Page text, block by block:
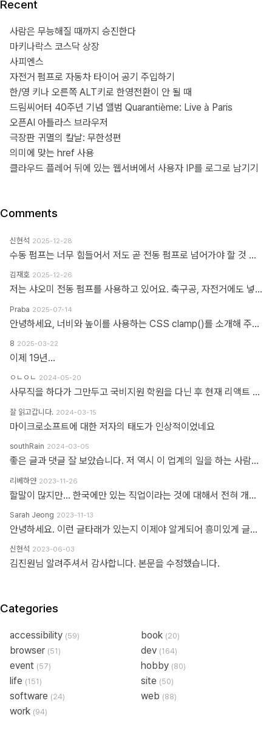
Recent
사람은 무능해질 때까지 승진한다
마키나락스 코스닥 상장
사피엔스
자전거 펌프로 자동차 타이어 공기 주입하기
한/영 키나 오른쪽 ALT키로 한영전환이 안 될 때
드림씨어터 40주년 기념 앨범 Quarantième: Live à Paris
오픈AI 아틀라스 브라우저
극장판 귀멸의 칼날: 무한성편
의미에 맞는 href 사용
클라우드 플레어 뒤에 있는 웹서버에서 사용자 IP를 로그로 남기기
Comments
신현석 2025-12-28
수동 펌프는 너무 힘들어서 저도 곧 전동 펌프로 넘어가야 할 것 같네요.
김재호 2025-12-26
저는 샤오미 전동 펌프를 사용하고 있어요. 축구공, 자전거에도 넣을 수 있고 자동차 바퀴에도 넣을 수 있어요. 아주 만족스럽습니다.
Praba 2025-07-14
안녕하세요, 너비와 높이를 사용하는 CSS clamp()를 소개해 주셔서 감사합니다. 작업 부담을 최소화하기 위해 calc(), min, max 등 언급하신 모든 기능을 갖춘 도구를 개발했습니다. https://clampgenerator.com/tools/layout-spacing-size/?property=width 에서 확인해 보세요. 즐거운 코딩 되세요.
8 2025-03-22
이제 19년...
ㅇㄴㅇㄴ 2024-05-20
사무직을 하다가 그만두고 국비지원 학원을 다닌 후 현재 리액트 개발자로 일하고 있습니다 다행인지 불행인지(?) 컴퓨터 학원을 간게 아니라 디자인 학원을 가게 되었고 그곳에서는 퍼블리셔와 프론트엔드 개발자의 용어를 혼동해서 사용하였습니다 즉 저는 한동한 "HTML 마크업 + 스타일링 + 약간의 이벤트" 오로지 "사용자가 보고 있는 부분"만 다루는 작업이 "프론트엔드 개발"로 알고 있었습니다 ============> 우리가 흔히 퍼블리셔라고 불리는 영역입니다 하지만 학습할수록 사용자 영역과 소위 백엔드라고 불리는 영역과의 호환이 필요하다는 것을 알게 되었고 그때부터 지금까지 배웠던것과 전혀 다른 역할과 기능들을 학습하게 되었습니다 즉 자바스크립트도 event와 document 부분이 아닌 배열과 객체를 편집하는 것을 배워야 하고 API를 호출해 어떻게 사용자 영역으로 가져와야 하는가 등등 기존 퍼블리셔 역할군과 전혀 다른 것들을 다루게 되었습니다 ============> 이것이 프론트엔드 영역입니다 제가 두 가지 길을 모두 걸어본 바 프론트엔드 개발은 퍼블리셔의 완벽한 상위 호환이고 추구하는 목적도, 기술도 완전히 다릅니다 처음부터 다른 길을 가야하고 생각의 구조도 다르게 가야합니다 그런 의미에서 처음에 퍼블리셔라는 말이 처음에는 편가르기 하는것처럼 싫었지만 지금은 명확하게 길을 제시한다는 관점에서 좋다는 생각을 해봅니다
잘 읽고갑니다. 2024-03-15
마이크로소프트에 대한 저자의 태도가 인상적이었네요
southRain 2024-03-05
좋은 글과 댓글 잘 보았습니다. 저 역시 이 업계의 일을 하는 사람으로써 '웹퍼블리셔' 라는 단어를 만드신 분을 이제 알았네요. 해당 용어를 만들어주셔서 감사합니다. 그 덕에 제 업무에 대한 명확한 기준을 세울 수 있었습니다. 전 이제껏 '웹퍼블리셔' 라는 직무에 부끄러운 적 없었습니다. '웹 퍼블리셔' 라는 직무를 부끄러워 하는 건, 본인이 해당 업무를 제대로 이해하지 못하고 잘 수행하지 못하기 때문이라고 생각해요. 해외와 국내의 개발업무 포지션에 대한 단어가 다를 뿐인데, 유독 국내 개발자들 중에는 굳이 급을 나누는 분들이 많더라구요. 근데 그렇게 급을 나누는 만큼 기본이 되어있는지 의심스러울 때도 많았습니다. 퍼블리셔와 상의없이 css framework 로 화면 대충 만들다가... 디자이너 요청 대로 화면 수정 못하고 대뜸 찾아와서는 수정해달라고 하는 적도 많았고... 만들어 준 화면도 자기 맘대로 이것저것 손대다가 오히려 화면 다 틀어지는 경우도 많이 봤습니다. 이런 걸 보면 오히려 '프론트엔드 개발자' 라고 본인을 지칭하는 분들이 해외와 전혀 다른 개념으로 이해하고 있는 게 아닌가 라는 생각도 들었습니다. 이제는 면역이 되서... 그런 분들 만나면 '그러려니...' 하고 말지만요. ㅎㅎ 각자가 맡은 업무가 있는 거고, 각자의 업무를 서로 존중하는 환경이 필요하다고 생각합니다. 그리고 각자의 자리에서 본인 업무를 충실하면 되지 않을까 싶습니다.
리베하얀 2023-11-26
할말이 많지만... 한국에만 있는 직업이라는 것에 대해서 전혀 개의치도 않고 부끄러워할 이유도 없다고 봅니다. 이 직업군에 대해서 이해라며녀 00년대에 무슨일이 일어났었는지.. 알필요가 있고 국내만의 특수한 환경때문에 만들어진 직업군이고... 근래에 들어 국제화가 되면서 문제시 몇몇분이 문제삼는것 같은데... 본인의 업무 바운더리는 본인이 만드는거지.. 그 단어안에 갇혀서 본인의 수준이나 인식을 만든다고 보지 않습니다. 코더니 UI개발자니, 퍼블리셔니, FE니.. 웹마스터니 풀스택이니 ㅎㅎ 많은 직업군으로 불리우고 있지만 솔직히 본인의 역량에 따라 불리운다고 생각합니다. 당시에 신현석님이 던진 하나의 단어에 여전히 밥먹고 살고 있고, 때때론 자부심도 느낍니다.
Sarah Jeong 2023-11-13
안녕하세요. 이런 글타래가 있는지 이제야 알게되어 흥미있게 글타래를 읽어보았네요. 제가 방금 글타래라고 쓴것처럼, 댓글이라는 단어에도 여러 다른 이름이 존재한다는 것을 우리는 암묵적으로 알고 있을 거라 생각하는데요 EX 1.) 글타래(민 우리말. 인터넷 게시판에서 어떤 게시글과 그에 대한 답신으로 쓰여진 게시글들의 모임. [NAVER 국어사전 글 인용]) = 댓글(게시물 밑에 남길 수 있는 글을 표현한 단어) = 코멘트(영어 코멘트를 한국어로 표현한 단어) = 리플(영어 reple을 한국어로 표현한 단어) = 스레드(thread) EX 2.) Height(사물의 높이, 사람의 키&신장, 키가 높음, 지상으로부터의 고도) 해당 단어는 발음에서 논란이 된적이 있습니다. (설마.. 고인물만 아는 거일지도...T^T..) 미국, 영국 등 주요국가에서는 해당 단어의 발음을 한국어 발음 표현으로 '하이트' or '하잍' 라고 읽으나, 스페인어로 해당 단어는 '헤이트' or '헤잍' 라고 읽습니다. 전 세계적으로 스페인어를 쓰는 인구는 2019년 3월 기준으로 4억 6천만명이며, 영어를 사용하는 인구는 3억 7천만명이라고 구글검색에 나옵니다. EX 3.) 2023년 현재 우리나라에서는 각 세대 별로 쓰는 한 가지 표현에 대한 단어들도 다릅니다. 50대 이상이신 분들은 한자어를 주로 사용하신 세대들이고, 10대 ~ 20대분들은 줄임말 또는 은어를 만들어 주로 사용하고 있습니다. 위의 예시와 같이 한 가지를 가리키는 명사에 여러가지 표현이 존재하고, 모든 사람들이 표준어 하나만 사용하고 있지 않으며, 전라도, 충정도, 경상도 방언이 존재한다는 사실도 암묵적으로 우리는 알고 있다 생각합니다 물론, 표준어처럼 한 가지 표현만 존재하면 다시 한번 확인하는 절차없이 의사소통이 원활할테지만, 우리는 일상속에서도 방언이나 댓글, 줄임말 등의 다른 표현들을 받아들이고 있는 존재들입니다. 만드신 분의 말씀대로 그저 지나온 과거에서는 그 표현이 필요하여 쓰여졌었다고 이해하고 넘어가시면 어떨까하여 주절대며 나불거려보았네요.. PS. 쓰잘데기 없는 제 생각을 읽어주셔서 고맙습니다.. AI도 발전해나가고 있는 마당에 같은 인종끼리 싸우지 맙시다~~~ㅋㅋㅋ
신현석 2023-06-03
김진원님 알려주셔서 감사합니다. 본문을 수정했습니다.
Categories
accessibility (59) book (20)
browser (51) dev (164)
event (57) hobby (80)
life (151) site (50)
software (24) web (88)
work (94)